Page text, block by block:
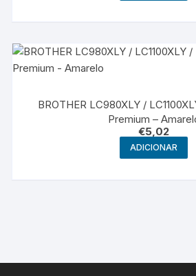
BROTHER LC980XLY /
Premium –
€5,02
ADICIONAR